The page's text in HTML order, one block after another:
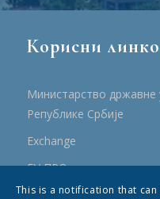
Корисни
Министарство државне
Републике Србије
Еxchange
ЕУ ПРО
ПРРР
This is a notification that